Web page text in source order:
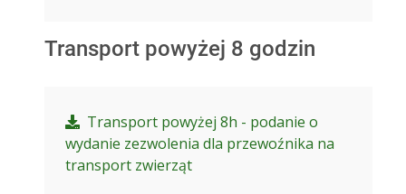
Transport powyżej 8 godzin
Transport powyżej 8h - podanie o
wydanie zezwolenia dla przewoźnika na
transport zwierząt